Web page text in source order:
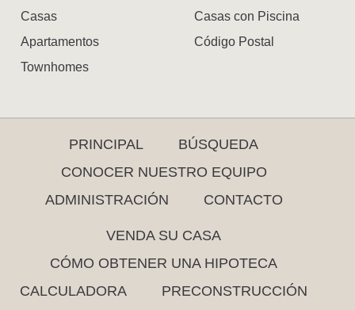
Casas
Apartamentos
Townhomes
Casas con Piscina
Código Postal
PRINCIPAL
BÚSQUEDA
CONOCER NUESTRO EQUIPO
ADMINISTRACIÓN
CONTACTO
VENDA SU CASA
CÓMO OBTENER UNA HIPOTECA
CALCULADORA
PRECONSTRUCCIÓN